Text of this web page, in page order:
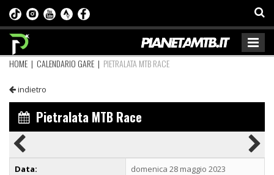
HOME | CALENDARIO GARE | PIETRALATA MTB RACE
indietro
Pietralata MTB Race
Data:
domenica 28 maggio 2023